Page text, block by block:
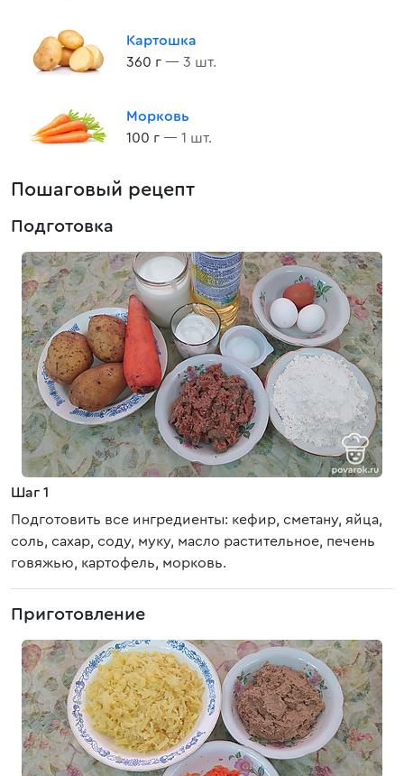
Картошка
360 г — 3 шт.
Морковь
100 г — 1 шт.
Пошаговый рецепт
Подготовка
Шаг 1
Подготовить все ингредиенты: кефир, сметану, яйца,
соль, сахар, соду, муку, масло растительное, печень
говяжью, картофель, морковь.
Приготовление